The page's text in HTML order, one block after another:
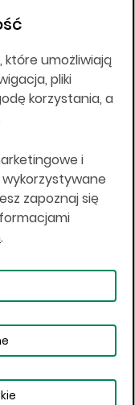
KNF z dnia
w tym
nie są
w której
lub w
produktów
w której nie
obowiązujące
możliwe
które umożliwiają
pliki
korzystania, a
i
zapoznaj się
.